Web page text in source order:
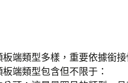
板端類型多樣，重要依據銜
板端類型包含但不限于：